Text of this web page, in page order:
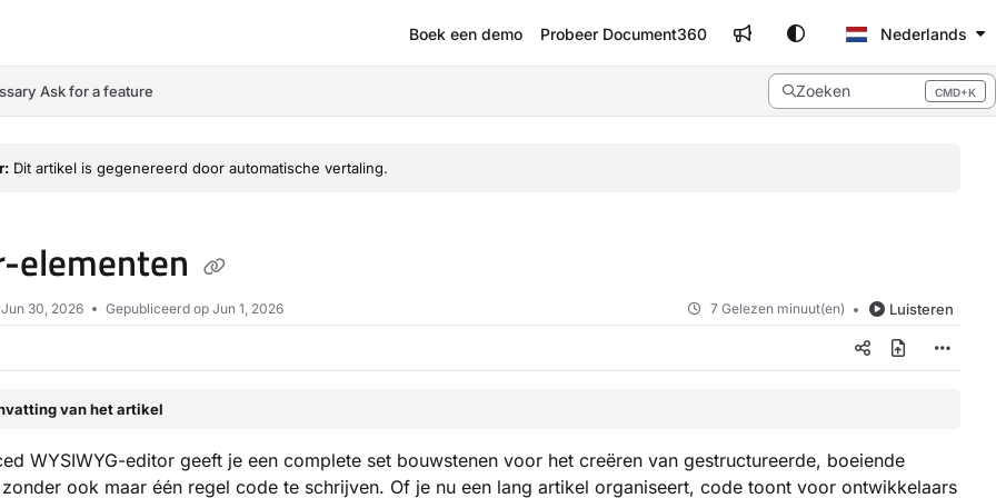
Boek een demo Probeer Document360 Nederlands
Ask for a feature Zoeken CMD+K
Press CMD+K to open search
Dit artikel is gegenereerd door automatische vertaling.
elementen
Jun 30, 2026 Gepubliceerd op Jun 1, 2026 7 Gelezen minuut(en) Luisteren
van het artikel
WYSIWYG-editor geeft je een complete set bouwstenen voor het creëren van gestructureerde, boeiende
ook maar één regel code te schrijven. Of je nu een lang artikel organiseert, code toont voor ontwikkelaars